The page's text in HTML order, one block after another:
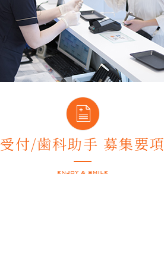
受付/歯科助手 募集要項